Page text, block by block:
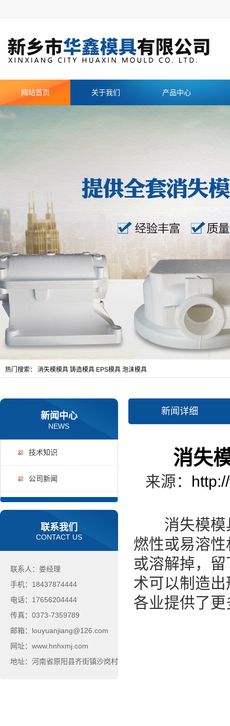
网站首页 关于我们 产品中心
热门搜索： 消失模模具 铸造模具 EPS模具 泡沫模具
新闻中心
NEWS
技术知识
公司新闻
联系我们
CONTACT US
联系人：娄经理
手机：18437874444
电话：17656204444
传真：0373-7359789
邮箱：louyuanjiang@126.com
网址：www.hnhxmj.com
地址：河南省原阳县齐街镇沙岗村
新闻详细
消失
来源：
消失模模具
燃性或易溶
或溶解掉，
术可以制造
各业提供了